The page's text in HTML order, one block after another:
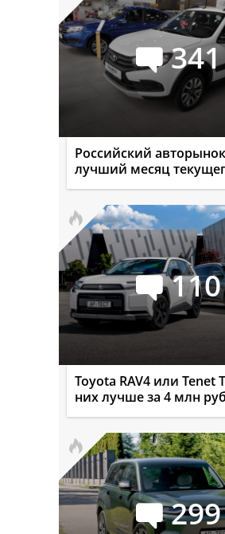
341
Российский
лучший месяц
110
Toyota RAV4 или Tenet
них лучше за 4 млн
299